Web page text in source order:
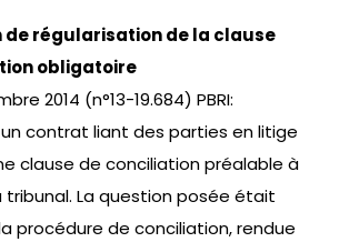
de régularisation de la clause
obligatoire
2014 (n°13-19.684) PBRI:
un contrat liant des parties en litige
clause de conciliation préalable à
tribunal. La question posée était
procédure de conciliation, rendue